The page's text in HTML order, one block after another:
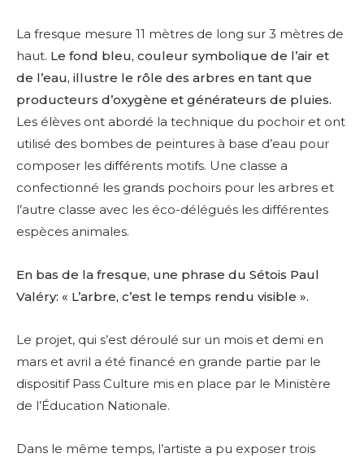
La fresque mesure 11 mètres de long sur 3 mètres de
haut. Le fond bleu, couleur symbolique de l’air et
de l’eau, illustre le rôle des arbres en tant que
producteurs d’oxygène et générateurs de pluies.
Les élèves ont abordé la technique du pochoir et ont
utilisé des bombes de peintures à base d’eau pour
composer les différents motifs. Une classe a
confectionné les grands pochoirs pour les arbres et
l’autre classe avec les éco-délégués les différentes
espèces animales.
En bas de la fresque, une phrase du Sétois Paul
Valéry: « L’arbre, c’est le temps rendu visible ».
Le projet, qui s’est déroulé sur un mois et demi en
mars et avril a été financé en grande partie par le
dispositif Pass Culture mis en place par le Ministère
de l’Éducation Nationale.
Dans le même temps, l’artiste a pu exposer trois